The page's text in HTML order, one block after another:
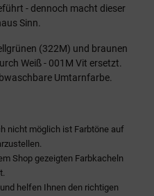
- dennoch macht dieser
Sinn.
(322M) und braunen
Weiß - 001M Vit ersetzt.
Umtarnfarbe.
nicht möglich ist Farbtöne auf
Shop gezeigten Farbkacheln
helfen Ihnen den richtigen